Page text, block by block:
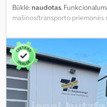
Būklė: naudotas,
mašinos/transporto priemonės
338,33
02/2020, kuro tipas:dujos, ašių
2020, veikimo valandos:
stabdžių sistema),
eismo juostos palaikymo
programa (ESP),
kondicionavimas, oro